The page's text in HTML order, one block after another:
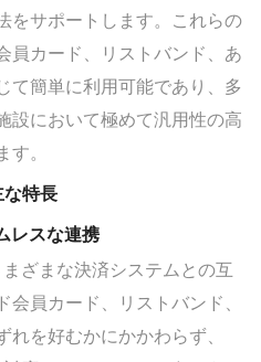
をサポートします。これらの
員カード、リストバンド、あ
て簡単に利用可能であり、多
設において極めて汎用性の高
。
特長
レスな連携
ざまな決済システムとの互
員カード、リストバンド、
れを好むかにかかわらず、